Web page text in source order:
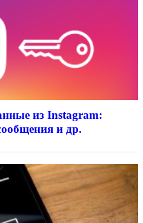
из Instagram:
и др.